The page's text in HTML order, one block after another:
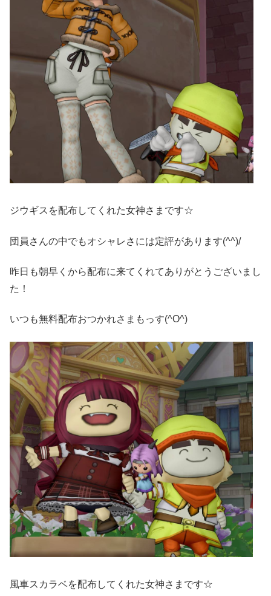
ジウギスを配布してくれた女神さまです☆
団員さんの中でもオシャレさには定評があります(^^)/
昨日も朝早くから配布に来てくれてありがとうございまし
た！
いつも無料配布おつかれさまもっす(^O^)ゞ
風車スカラベを配布してくれた女神さまです☆